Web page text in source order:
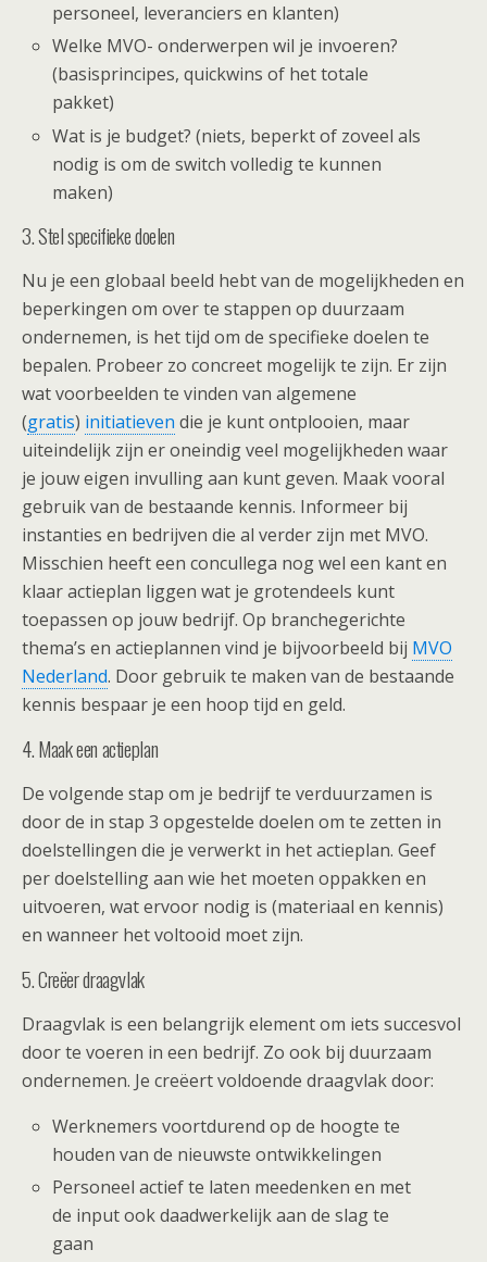
personeel, leveranciers en klanten)
Welke MVO- onderwerpen wil je invoeren?
(basisprincipes, quickwins of het totale
pakket)
Wat is je budget? (niets, beperkt of zoveel als
nodig is om de switch volledig te kunnen
maken)
3. Stel specifieke doelen
Nu je een globaal beeld hebt van de mogelijkheden en
beperkingen om over te stappen op duurzaam
ondernemen, is het tijd om de specifieke doelen te
bepalen. Probeer zo concreet mogelijk te zijn. Er zijn
wat voorbeelden te vinden van algemene
(gratis) initiatieven die je kunt ontplooien, maar
uiteindelijk zijn er oneindig veel mogelijkheden waar
je jouw eigen invulling aan kunt geven. Maak vooral
gebruik van de bestaande kennis. Informeer bij
instanties en bedrijven die al verder zijn met MVO.
Misschien heeft een concullega nog wel een kant en
klaar actieplan liggen wat je grotendeels kunt
toepassen op jouw bedrijf. Op branchegerichte
thema’s en actieplannen vind je bijvoorbeeld bij MVO
Nederland. Door gebruik te maken van de bestaande
kennis bespaar je een hoop tijd en geld.
4. Maak een actieplan
De volgende stap om je bedrijf te verduurzamen is
door de in stap 3 opgestelde doelen om te zetten in
doelstellingen die je verwerkt in het actieplan. Geef
per doelstelling aan wie het moeten oppakken en
uitvoeren, wat ervoor nodig is (materiaal en kennis)
en wanneer het voltooid moet zijn.
5. Creëer draagvlak
Draagvlak is een belangrijk element om iets succesvol
door te voeren in een bedrijf. Zo ook bij duurzaam
ondernemen. Je creëert voldoende draagvlak door:
Werknemers voortdurend op de hoogte te
houden van de nieuwste ontwikkelingen
Personeel actief te laten meedenken en met
de input ook daadwerkelijk aan de slag te
gaan